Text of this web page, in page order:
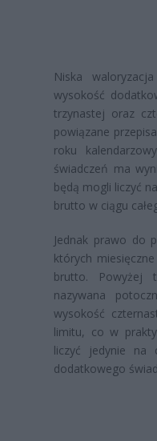
Niska
wysokość
trzynastej oraz
powiązane
roku
świadczeń ma
będą mogli liczyć
brutto w ciągu
Jednak prawo do
których
brutto. Powyżej
nazywana
wysokość
limitu, co w
liczyć jedynie na
dodatkowego